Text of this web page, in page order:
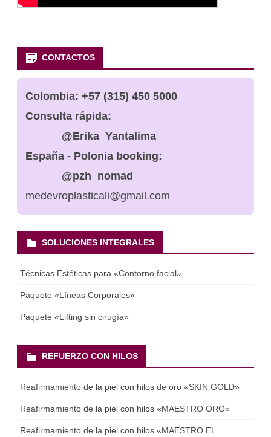
CONTACTOS
Colombia: +57 (315) 450 5000
Consulta rápida:
@Erika_Yantalima
España - Polonia booking:
@pzh_nomad
medevroplasticali@gmail.com
SOLUCIONES INTEGRALES
Técnicas Estéticas para «Contorno facial»
Paquete «Líneas Corporales»
Paquete «Lifting sin cirugía»
REFUERZO CON HILOS
Reafirmamiento de la piel con hilos de oro «SKIN GOLD»
Reafirmamiento de la piel con hilos «MAESTRO ORO»
Reafirmamiento de la piel con hilos «MAESTRO EL